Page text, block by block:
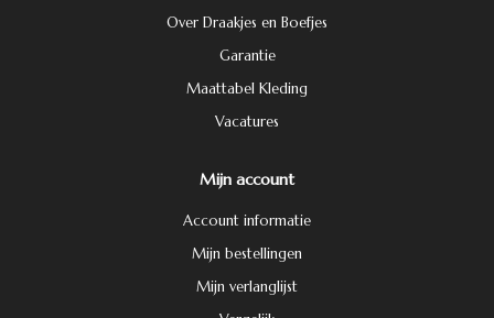
Over Draakjes en Boefjes
Garantie
Maattabel Kleding
Vacatures
Mijn account
Account informatie
Mijn bestellingen
Mijn verlanglijst